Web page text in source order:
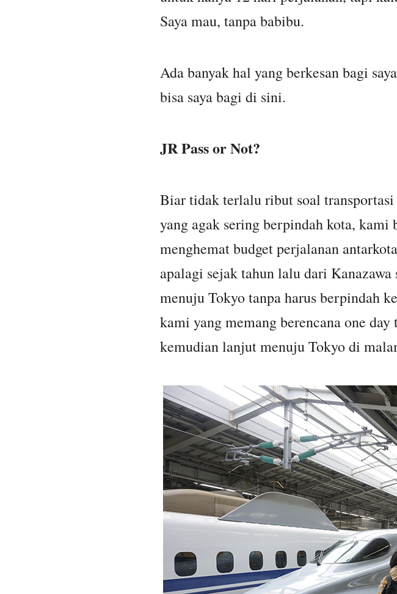
Saya mau, tanpa babibu.
Ada banyak hal yang berkesan bagi
bisa saya bagi di sini.
JR Pass or Not?
Biar tidak terlalu ribut soal
yang agak sering berpindah kota,
menghemat budget perjalanan
apalagi sejak tahun lalu dari
menuju Tokyo tanpa harus berpindah
kami yang memang berencana one
kemudian lanjut menuju Tokyo di